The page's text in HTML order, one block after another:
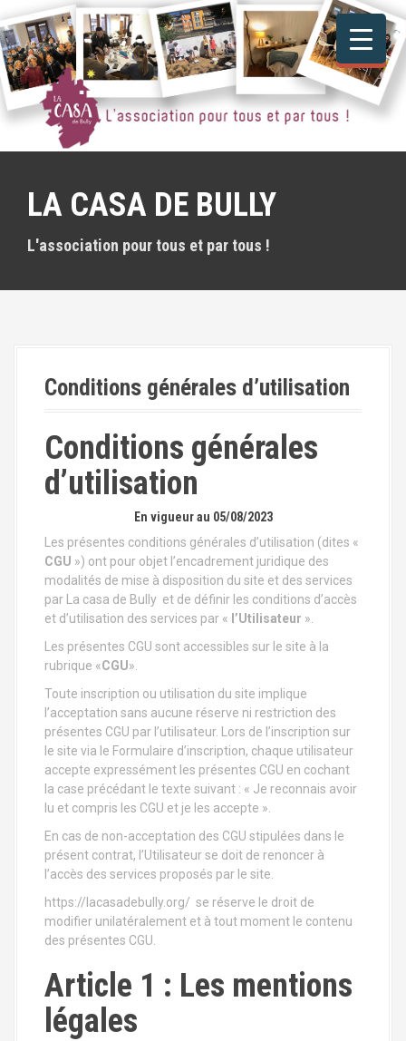
l
l
e
r
a
r
LA CASA DE BULLY
L'association pour tous et par tous !
Conditions générales d’utilisation
Conditions générales
d’utilisation
En vigueur au 05/08/2023
Les présentes conditions générales d’utilisation (dites «
CGU ») ont pour objet l’encadrement juridique des
modalités de mise à disposition du site et des services
par La casa de Bully et de définir les conditions d’accès
et d’utilisation des services par « l’Utilisateur ».
Les présentes CGU sont accessibles sur le site à la
rubrique «CGU».
Toute inscription ou utilisation du site implique
l’acceptation sans aucune réserve ni restriction des
présentes CGU par l’utilisateur. Lors de l’inscription sur
le site via le Formulaire d’inscription, chaque utilisateur
accepte expressément les présentes CGU en cochant
la case précédant le texte suivant : « Je reconnais avoir
lu et compris les CGU et je les accepte ».
En cas de non-acceptation des CGU stipulées dans le
présent contrat, l’Utilisateur se doit de renoncer à
l’accès des services proposés par le site.
https://lacasadebully.org/ se réserve le droit de
modifier unilatéralement et à tout moment le contenu
des présentes CGU.
Article 1 : Les mentions
légales